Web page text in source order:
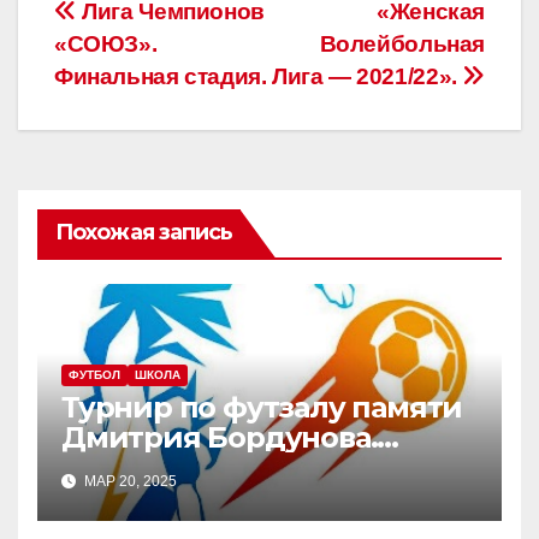
Навигация
по
записям
«Женская
Волейбольная
Лига — 2021/22».
Лига Чемпионов
«СОЮЗ».
Финальная стадия.
Похожая запись
ФУТБОЛ ШКОЛА
Турнир по футзалу памяти
Дмитрия Бордунова.
Юноши — 2012-2013 г.р.
МАР 20, 2025